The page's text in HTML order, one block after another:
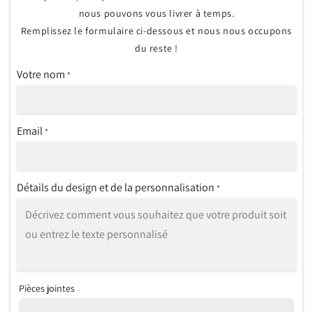
nous pouvons vous livrer à temps.
Remplissez le formulaire ci-dessous et nous nous occupons
du reste !
Votre nom *
Email *
Détails du design et de la personnalisation *
Pièces jointes